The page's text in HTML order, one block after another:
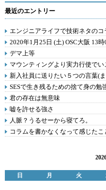
最近のエントリー
エンジニアライフで技術ネタのコ
2020年1月25日 (土) OSC大阪 13
デマ上等
マウンティングより実力行使でい
新入社員に送りたい５つの言葉(
SESで生き残るための捨て身の勉
君の存在は無意味
嘘を許せる強さ
人脈？うるせーから寝てろ。
コラムを書かなくなって感じたこ
日 月 火